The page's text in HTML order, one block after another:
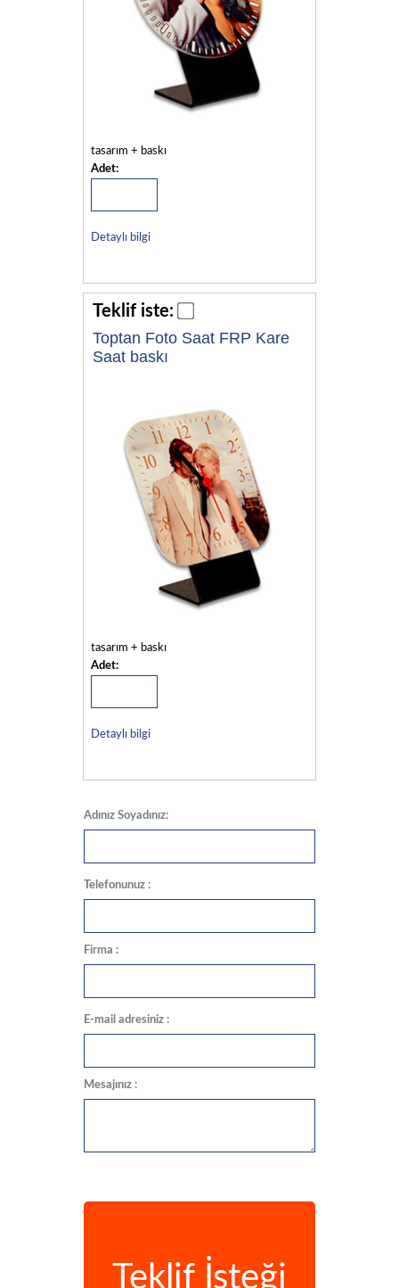
tasarım + baskı
Adet:
Detaylı bilgi
Teklif iste:
Toptan Foto Saat FRP Kare
Saat baskı
tasarım + baskı
Adet:
Detaylı bilgi
Adınız Soyadınız:
Telefonunuz :
Firma :
E-mail adresiniz :
Mesajınız :
Teklif İsteği